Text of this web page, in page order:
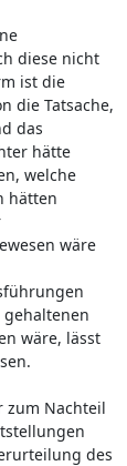
diese nicht
ist die
die Tatsache,
das
hätte
welche
hätten
wäre
wäre, lässt
zum Nachteil
des